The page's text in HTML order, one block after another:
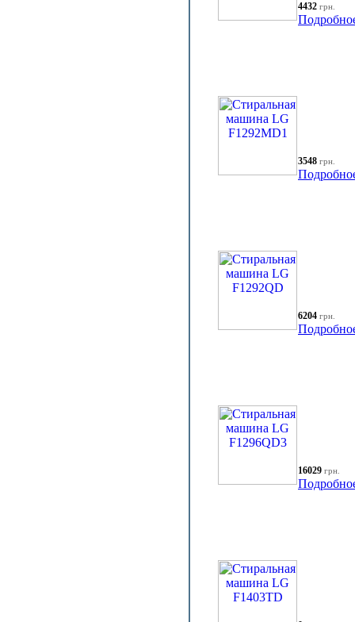
4432 грн.
3548 грн.
6204 грн.
16029 грн.